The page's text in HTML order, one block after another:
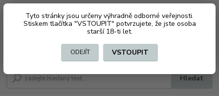
Tyto stránky jsou určeny výhradně odborné veřejnosti.
Stiskem tlačítka "VSTOUPIT" potvrzujete, že jste osoba
starší 18-ti let.
ODEJÍT VSTOUPIT
CZK
Hledat
+420 603794370 za0 Kč